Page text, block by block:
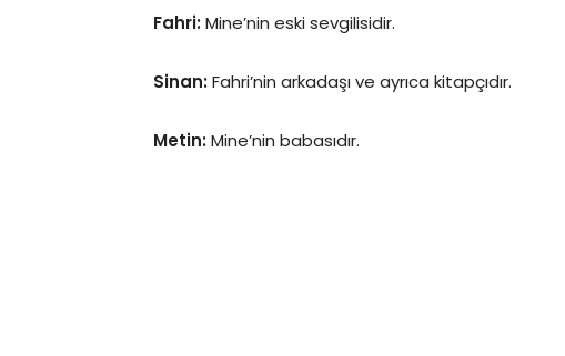
Fahri:Mine’nin eski sevgilisidir.
Sinan:Fahri’nin arkadaşı ve ayrıca kitapçıdır.
Metin:Mine’nin babasıdır.